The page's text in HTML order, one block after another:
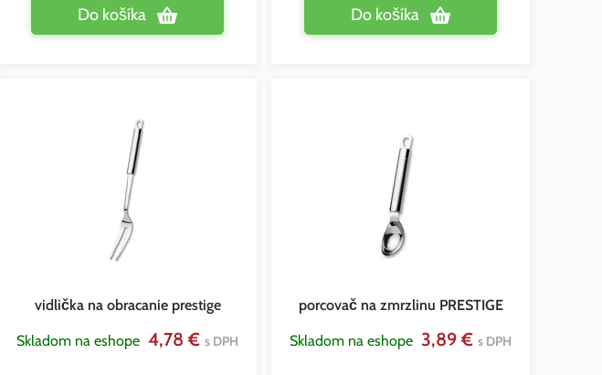
Do košíka Do košíka
vidlička na obracanie prestige
Skladom na eshope 4,78 €s DPH
porcovač na zmrzlinu PRESTIGE
Skladom na eshope 3,89 €s DPH